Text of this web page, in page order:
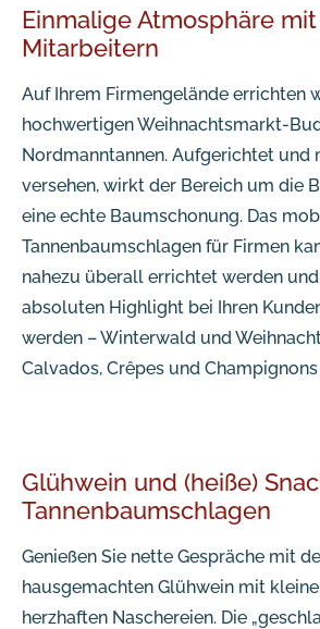
Einmalige Atmosphäre
Mitarbeitern
Auf Ihrem Firmengelände errichten
hochwertigen Weihnachtsmarkt-
Nordmanntannen. Aufgerichtet und
versehen, wirkt der Bereich um die
eine echte Baumschonung. Das
Tannenbaumschlagen für Firmen
nahezu überall errichtet werden
absoluten Highlight bei Ihren
werden – Winterwald und
Calvados, Crêpes und
Glühwein und (heiße)
Tannenbaumschlagen
Genießen Sie nette Gespräche mit
hausgemachten Glühwein mit
herzhaften Naschereien. Die